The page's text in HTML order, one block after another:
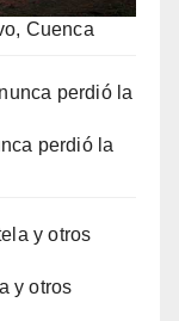
Cuenca
perdió la
y otros